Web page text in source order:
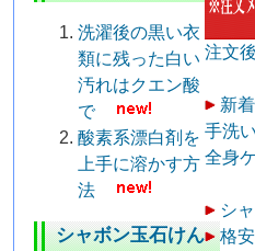
洗濯後の黒い衣
類に残った白い
汚れはクエン酸
で
酸素系漂白剤を
上手に溶かす方
法
シャボン玉石けん
注文
新
手洗
全身
シ
格